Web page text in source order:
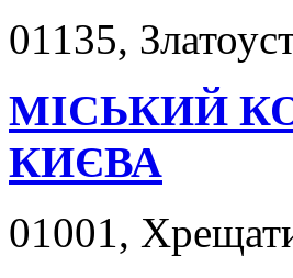
01135,
МІСЬКИЙ
КИЄВА
01001,